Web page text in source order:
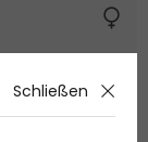
Schließen